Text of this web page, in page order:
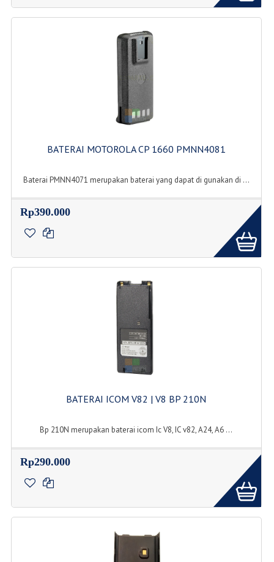
BATERAI MOTOROLA CP 1660 PMNN4081
Baterai PMNN4071 merupakan baterai yang dapat di gunakan di ...
Rp390.000
BATERAI ICOM V82 | V8 BP 210N
Bp 210N merupakan baterai icom Ic V8, IC v82, A24, A6 ...
Rp290.000